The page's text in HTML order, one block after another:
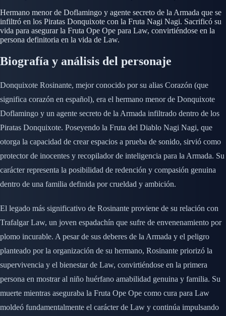
Hermano menor de Doflamingo y agente secreto de la Armada que se
infiltró en los Piratas Donquixote con la Fruta Nagi Nagi. Sacrificó su
vida para asegurar la Fruta Ope Ope para Law, convirtiéndose en la
persona definitoria en la vida de Law.
Biografía y análisis del personaje
Donquixote Rosinante, mejor conocido por su alias Corazón (que
significa corazón en español), era el hermano menor de Donquixote
Doflamingo y un agente secreto de la Armada infiltrado dentro de los
Piratas Donquixote. Poseyendo la Fruta del Diablo Nagi Nagi, que
otorga la capacidad de crear espacios a prueba de sonido, sirvió como
protector de inocentes y recopilador de inteligencia para la Armada. Su
carácter representa la posibilidad de redención y compasión genuina
dentro de una familia definida por crueldad y ambición.
El legado más significativo de Rosinante proviene de su relación con
Trafalgar Law, un joven espadachín que sufre de envenenamiento por
plomo incurable. A pesar de sus deberes de la Armada y el peligro
planteado por la organización de su hermano, Rosinante priorizó la
supervivencia y el bienestar de Law, convirtiéndose en la primera
persona en mostrar al niño huérfano amabilidad genuina y familia. Su
muerte mientras aseguraba la Fruta Ope Ope como cura para Law
moldeó fundamentalmente el carácter de Law y continúa impulsando